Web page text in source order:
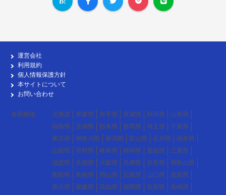
運営会社
利用規約
個人情報保護方針
本サイトについて
お問い合わせ
各勤務地 北海道 青森県 岩手県 宮城県 秋田県
山形県
福島県
茨城県 栃木県 群馬県 埼玉県
千葉県
東京都
神奈川県 新潟県 富山県 石川県
福井県
山梨県
長野県 岐阜県 静岡県 愛知県
三重県
滋賀県
京都府 大阪府 兵庫県 奈良県
和歌山県
鳥取県
島根県 岡山県 広島県 山口県
徳島県
香川県
愛媛県 高知県 福岡県 佐賀県 長崎県